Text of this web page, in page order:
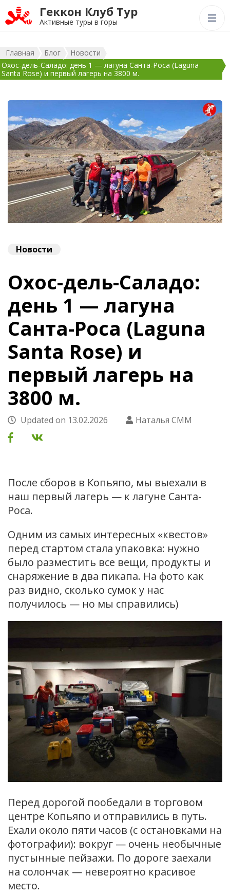
Геккон Клуб Тур
Активные туры в горы
Главная Блог
Новости
Охос-дель-Саладо: день 1 — лагуна Санта-Роса (Laguna
Santa Rose) и первый лагерь на 3800 м.
Новости
Охос-дель-Саладо:
день 1 — лагуна
Санта-Роса (Laguna
Santa Rose) и
первый лагерь на
3800 м.
Updated on 13.02.2026 Наталья СММ
После сборов в Копьяпо, мы выехали в
наш первый лагерь — к лагуне Санта-
Роса.
Одним из самых интересных «квестов»
перед стартом стала упаковка: нужно
было разместить все вещи, продукты и
снаряжение в два пикапа. На фото как
раз видно, сколько сумок у нас
получилось — но мы справились)
Перед дорогой пообедали в торговом
центре Копьяпо и отправились в путь.
Ехали около пяти часов (с остановками на
фотографии): вокруг — очень необычные
пустынные пейзажи. По дороге заехали
на солончак — невероятно красивое
место.